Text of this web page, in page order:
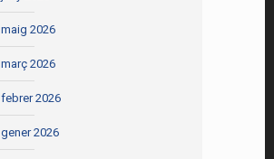
maig 2026
març 2026
febrer 2026
gener 2026